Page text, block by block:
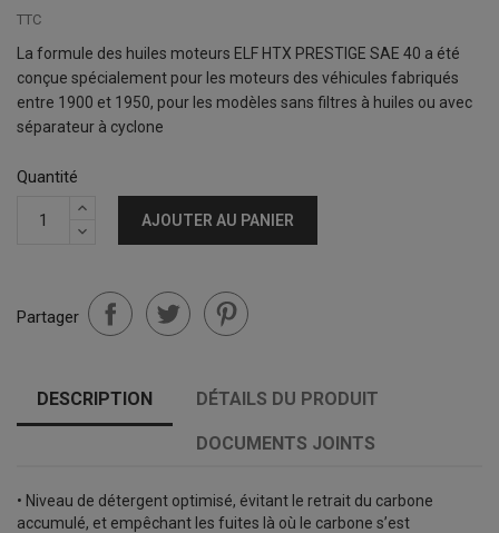
TTC
La formule des huiles moteurs ELF HTX PRESTIGE SAE 40 a été
conçue spécialement pour les moteurs des véhicules fabriqués
entre 1900 et 1950, pour les modèles sans filtres à huiles ou avec
séparateur à cyclone
Quantité
AJOUTER AU PANIER
Partager
DESCRIPTION DÉTAILS DU PRODUIT
DOCUMENTS JOINTS
• Niveau de détergent optimisé, évitant le retrait du carbone
accumulé, et empêchant les fuites là où le carbone s’est